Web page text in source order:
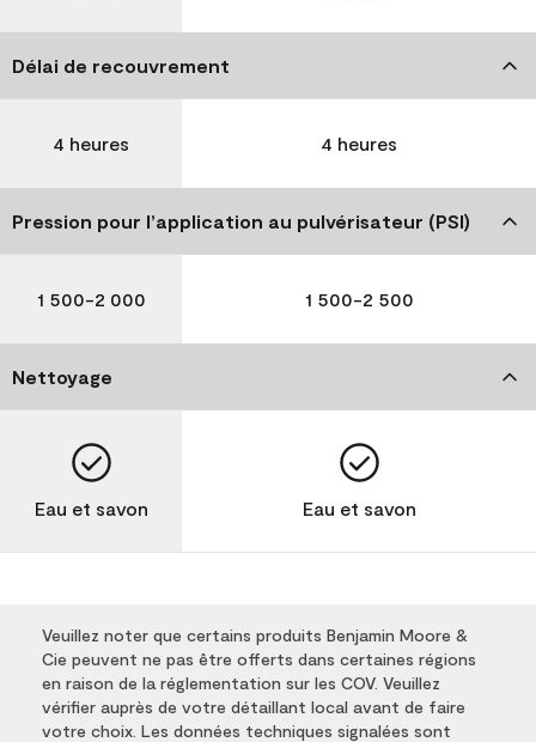
Délai de recouvrement
4 heures 4 heures
Pression pour l’application au pulvérisateur (PSI)
1 500-2 000 1 500-2 500
Nettoyage
Eau et savon Eau et savon
Veuillez noter que certains produits Benjamin Moore &
Cie peuvent ne pas être offerts dans certaines régions
en raison de la réglementation sur les COV. Veuillez
vérifier auprès de votre détaillant local avant de faire
votre choix. Les données techniques signalées sont